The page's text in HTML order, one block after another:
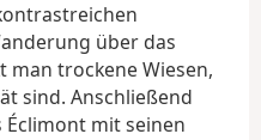
über das
man trockene Wiesen,
sind. Anschließend
mit seinen